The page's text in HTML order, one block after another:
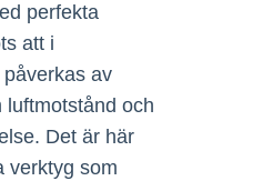
perfekta
att i
av
luftmotstånd och
Det är här
verktyg som